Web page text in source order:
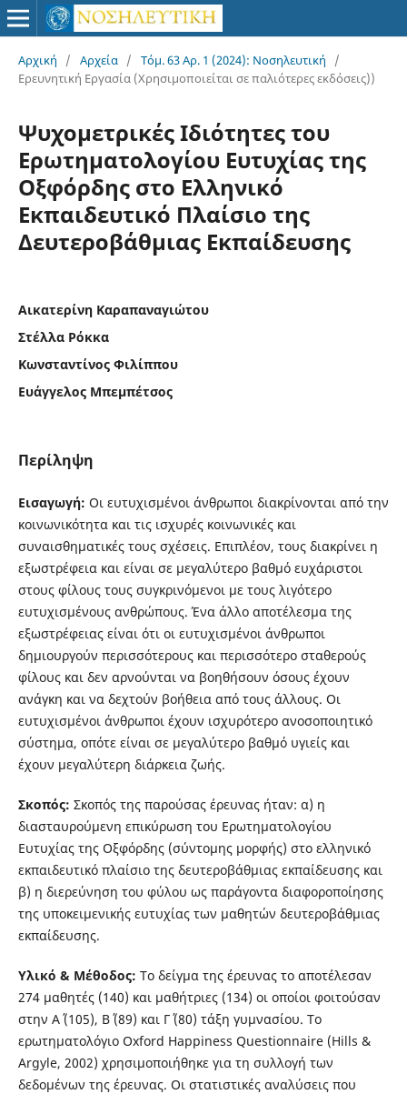
Αρχική / Αρχεία / Τόμ. 63 Αρ. 1 (2024): Νοσηλευτική
/
Ερευνητική Εργασία (Χρησιμοποιείται σε παλιότερες εκδόσεις))
Ψυχομετρικές Ιδιότητες του
Ερωτηματολογίου Ευτυχίας της
Οξφόρδης στο Ελληνικό
Εκπαιδευτικό Πλαίσιο της
Δευτεροβάθμιας Εκπαίδευσης
Αικατερίνη Καραπαναγιώτου
Στέλλα Ρόκκα
Κωνσταντίνος Φιλίππου
Ευάγγελος Μπεμπέτσος
Περίληψη
Εισαγωγή: Οι ευτυχισμένοι άνθρωποι διακρίνονται από την
κοινωνικότητα και τις ισχυρές κοινωνικές και
συναισθηματικές τους σχέσεις. Επιπλέον, τους διακρίνει η
εξωστρέφεια και είναι σε μεγαλύτερο βαθμό ευχάριστοι
στους φίλους τους συγκρινόμενοι με τους λιγότερο
ευτυχισμένους ανθρώπους. Ένα άλλο αποτέλεσμα της
εξωστρέφειας είναι ότι οι ευτυχισμένοι άνθρωποι
δημιουργούν περισσότερους και περισσότερο σταθερούς
φίλους και δεν αρνούνται να βοηθήσουν όσους έχουν
ανάγκη και να δεχτούν βοήθεια από τους άλλους. Οι
ευτυχισμένοι άνθρωποι έχουν ισχυρότερο ανοσοποιητικό
σύστημα, οπότε είναι σε μεγαλύτερο βαθμό υγιείς και
έχουν μεγαλύτερη διάρκεια ζωής.
Σκοπός: Σκοπός της παρούσας έρευνας ήταν: α) η
διασταυρούμενη επικύρωση του Ερωτηματολογίου
Ευτυχίας της Οξφόρδης (σύντομης μορφής) στο ελληνικό
εκπαιδευτικό πλαίσιο της δευτεροβάθμιας εκπαίδευσης και
β) η διερεύνηση του φύλου ως παράγοντα διαφοροποίησης
της υποκειμενικής ευτυχίας των μαθητών δευτεροβάθμιας
εκπαίδευσης.
Υλικό & Μέθοδος: Το δείγμα της έρευνας το αποτέλεσαν
274 μαθητές (140) και μαθήτριες (134) οι οποίοι φοιτούσαν
στην Α΄ (105), Β΄ (89) και Γ΄ (80) τάξη γυμνασίου. Το
ερωτηματολόγιο Oxford Happiness Questionnaire (Hills &
Argyle, 2002) χρησιμοποιήθηκε για τη συλλογή των
δεδομένων της έρευνας. Οι στατιστικές αναλύσεις που